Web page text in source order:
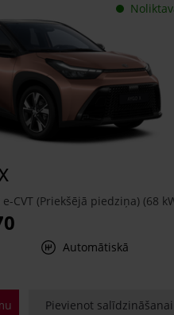
CVT (Priekšējā piedziņa) (68
Automātiskā
Pievienot salīdzināšanai